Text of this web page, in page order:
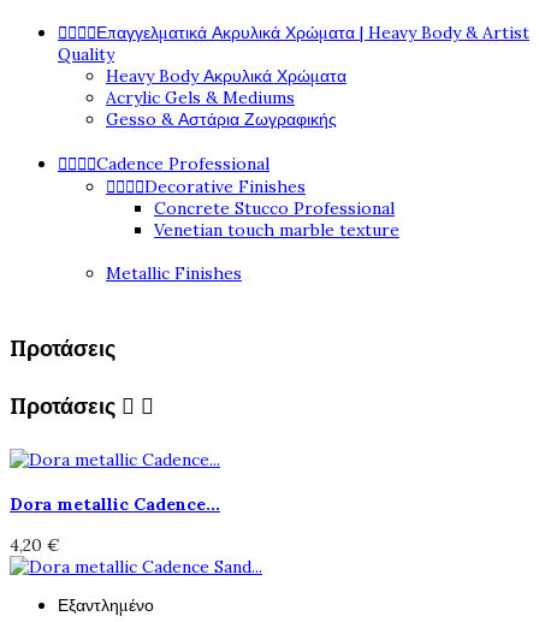
   Επαγγελματικά Ακρυλικά Χρώματα | Heavy Body & Artist
Quality
Heavy Body Ακρυλικά Χρώματα
Acrylic Gels & Mediums
Gesso & Αστάρια Ζωγραφικής
   Cadence Professional
   Decorative Finishes
Concrete Stucco Professional
Venetian touch marble texture
Metallic Finishes
Προτάσεις
Προτάσεις  
Dora metallic Cadence...
4,20 €
Εξαντλημένο